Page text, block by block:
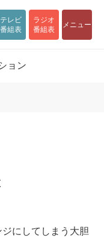
テレビ
番組表
ラジオ
番組表
メニュー
ョン
にしてしまう大胆